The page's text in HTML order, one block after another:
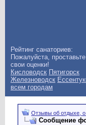
Рейтинг санаториев:
Пожалуйста,
свои оценки!
Кисловодск Пятигорск
Железноводск
всем городам
Отзывы об отдыхе, о
Сообщение